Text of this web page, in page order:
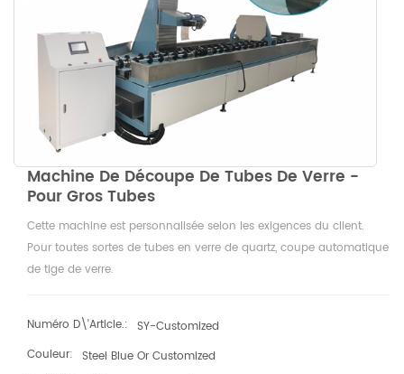
Machine De Découpe De Tubes De Verre -
Pour Gros Tubes
Cette machine est personnalisée selon les exigences du client.
Pour toutes sortes de tubes en verre de quartz, coupe automatique
de tige de verre.
Numéro D\'article.: SY-Customized
Couleur: Steel Blue Or Customized